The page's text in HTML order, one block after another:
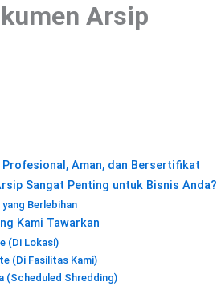
Arsip
Aman, dan Bersertifikat
Sangat Penting untuk Bisnis Anda?
Berlebihan
Kami Tawarkan
(Di Lokasi)
(Di Fasilitas Kami)
(Scheduled Shredding)